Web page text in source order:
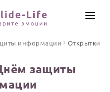
информации Открытки
защиты